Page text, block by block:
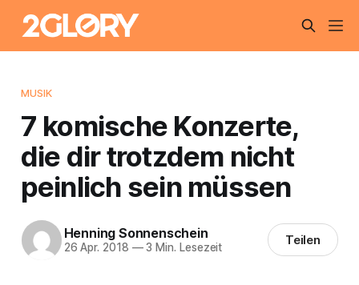
MUSIK
7 komische Konzerte,
die dir trotzdem nicht
peinlich sein müssen
Henning Sonnenschein
26 Apr. 2018 —3 Min. Lesezeit Teilen